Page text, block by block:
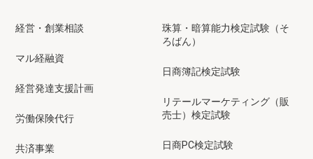
経営・創業相談
マル経融資
経営発達支援計画
労働保険代行
共済事業
珠算・暗算能力検定試験（そ
ろばん）
日商簿記検定試験
リテールマーケティング（販
売士）検定試験
日商PC検定試験